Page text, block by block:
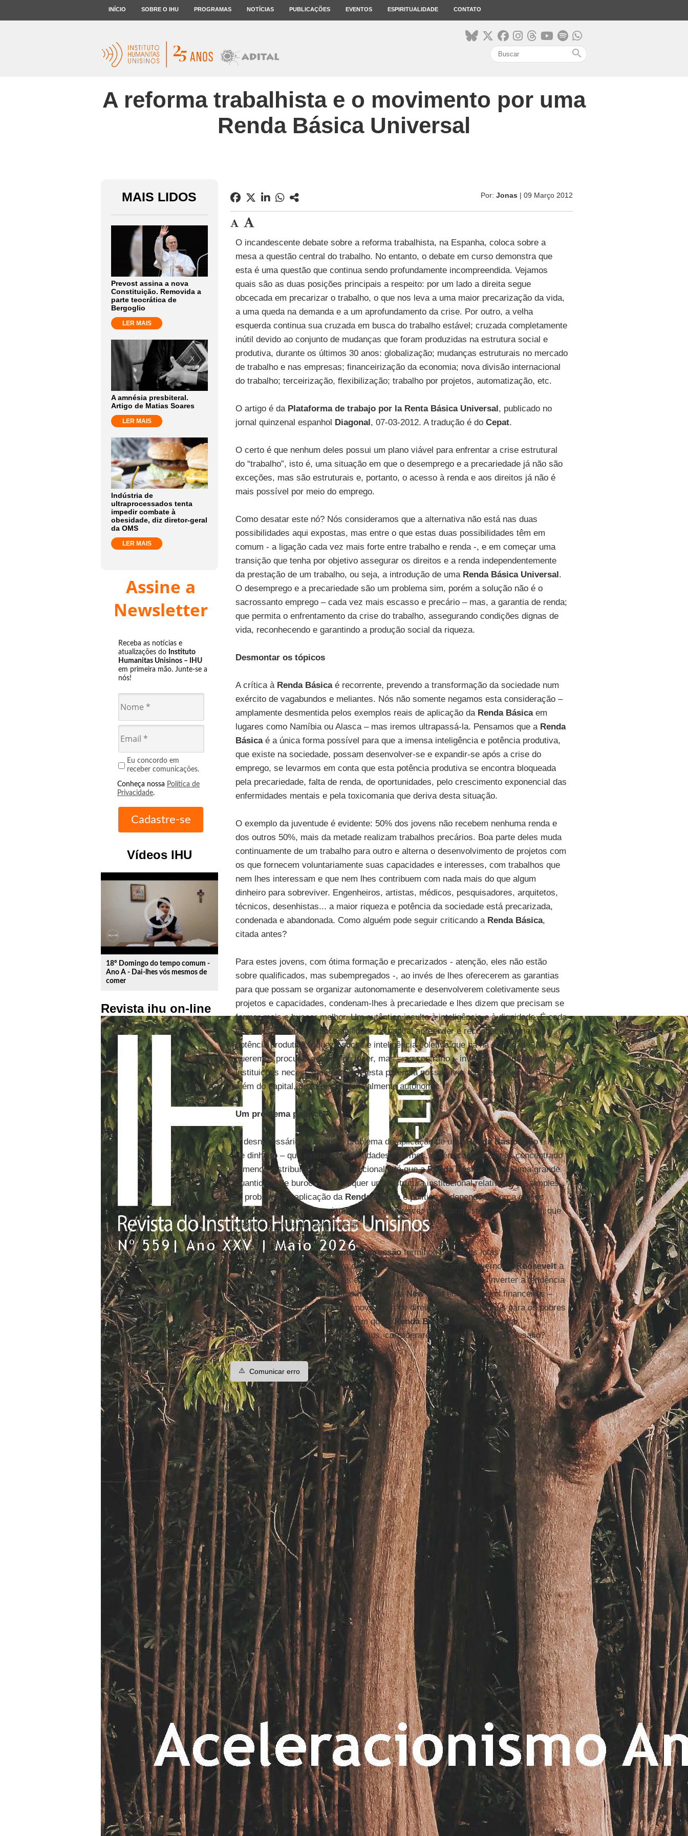
INÍCIO SOBRE O IHU PROGRAMAS NOTÍCIAS PUBLICAÇÕES EVENTOS ESPIRITUALIDADE CONTATO
search
A reforma trabalhista e o movimento por uma
Renda Básica Universal
MAIS LIDOS
Prevost assina a nova
Constituição. Removida a
parte teocrática de
Bergoglio
LER MAIS
A amnésia presbiteral.
Artigo de Matias Soares
LER MAIS
Indústria de
ultraprocessados tenta
impedir combate à
obesidade, diz diretor-geral
da OMS
LER MAIS
Assine a
Newsletter
Receba as notícias e
atualizações do Instituto
Humanitas Unisinos – IHU
em primeira mão. Junte-se a
nós!
Eu concordo em
receber comunicações.
Conheça nossa Política de
Privacidade.
Vídeos IHU
play_circle_outline
18º Domingo do tempo comum -
Ano A - Dai-lhes vós mesmos de
comer
Revista ihu on-line
Por: Jonas | 09 Março 2012
O incandescente debate sobre a reforma trabalhista, na Espanha, coloca sobre a
mesa a questão central do trabalho. No entanto, o debate em curso demonstra que
esta é uma questão que continua sendo profundamente incompreendida. Vejamos
quais são as duas posições principais a respeito: por um lado a direita segue
obcecada em precarizar o trabalho, o que nos leva a uma maior precarização da vida,
a uma queda na demanda e a um aprofundamento da crise. Por outro, a velha
esquerda continua sua cruzada em busca do trabalho estável; cruzada completamente
inútil devido ao conjunto de mudanças que foram produzidas na estrutura social e
produtiva, durante os últimos 30 anos: globalização; mudanças estruturais no mercado
de trabalho e nas empresas; financeirização da economia; nova divisão internacional
do trabalho; terceirização, flexibilização; trabalho por projetos, automatização, etc.
O artigo é da Plataforma de trabajo por la Renta Básica Universal, publicado no
jornal quinzenal espanhol Diagonal, 07-03-2012. A tradução é do Cepat.
O certo é que nenhum deles possui um plano viável para enfrentar a crise estrutural
do “trabalho”, isto é, uma situação em que o desemprego e a precariedade já não são
exceções, mas são estruturais e, portanto, o acesso à renda e aos direitos já não é
mais possível por meio do emprego.
Como desatar este nó? Nós consideramos que a alternativa não está nas duas
possibilidades aqui expostas, mas entre o que estas duas possibilidades têm em
comum - a ligação cada vez mais forte entre trabalho e renda -, e em começar uma
transição que tenha por objetivo assegurar os direitos e a renda independentemente
da prestação de um trabalho, ou seja, a introdução de uma Renda Básica Universal.
O desemprego e a precariedade são um problema sim, porém a solução não é o
sacrossanto emprego – cada vez mais escasso e precário – mas, a garantia de renda;
que permita o enfrentamento da crise do trabalho, assegurando condições dignas de
vida, reconhecendo e garantindo a produção social da riqueza.
Desmontar os tópicos
A crítica à Renda Básicaé recorrente, prevendo a transformação da sociedade num
exército de vagabundos e meliantes. Nós não somente negamos esta consideração –
amplamente desmentida pelos exemplos reais de aplicação da Renda Básicaem
lugares como Namíbia ou Alasca – mas iremos ultrapassá-la. Pensamos que a Renda
Básicaé a única forma possível para que a imensa inteligência e potência produtiva,
que existe na sociedade, possam desenvolver-se e expandir-se após a crise do
emprego, se levarmos em conta que esta potência produtiva se encontra bloqueada
pela precariedade, falta de renda, de oportunidades, pelo crescimento exponencial das
enfermidades mentais e pela toxicomania que deriva desta situação.
O exemplo da juventude é evidente: 50% dos jovens não recebem nenhuma renda e
dos outros 50%, mais da metade realizam trabalhos precários. Boa parte deles muda
continuamente de um trabalho para outro e alterna o desenvolvimento de projetos com
os que fornecem voluntariamente suas capacidades e interesses, com trabalhos que
nem lhes interessam e que nem lhes contribuem com nada mais do que algum
dinheiro para sobreviver. Engenheiros, artistas, médicos, pesquisadores, arquitetos,
técnicos, desenhistas... a maior riqueza e potência da sociedade está precarizada,
condenada e abandonada. Como alguém pode seguir criticando a Renda Básica,
citada antes?
Para estes jovens, com ótima formação e precarizados - atenção, eles não estão
sobre qualificados, mas subempregados -, ao invés de lhes oferecerem as garantias
para que possam se organizar autonomamente e desenvolverem coletivamente seus
projetos e capacidades, condenam-lhes à precariedade e lhes dizem que precisam se
formar mais e buscar melhor. Um autêntico insulto à inteligência e à dignidade. É cada
vez mais evidente a impossibilidade do capital apreender e reconhecer a imensa
potência produtiva, riqueza social e inteligência coletiva que há na sociedade. Não
queremos procurar a forma de fazer, mas – ao contrário – inventar os direitos e
instituições necessárias para que esta potência possa viver e desenvolver-se para
além do capital, de forma tendencialmente autônoma.
Um problema político
É desnecessário dizer que o problema de aplicação de umaRenda Básicanão é nem
de dinheiro – que existe em quantidades enormes, porém cada vez mais concentrado
e menos distribuído – nem institucional – já que aRenda Básica
elimina uma grande
quantidade de burocracia, e requer uma estrutura institucional relativamente simples.
O problema de aplicação da Renda Básicaé político, e depende da força que os
movimentos europeus sejam capazes de exercer para conquistar novos direitos, que
estejam à altura da globalização.
Nos Estados Unidos, aGrande Depressãoterminou porque as lutas sociais
conseguiram impor uma nova carta de direitos e obrigaram o governo deRoosevelta
pegar benefícios empresariais e convertê-los em direitos sociais. Inverter a tendência
atual – de converter os direitos herdados daNew Dealem benefícios financeiros –
supõe lutar para construir uma nova carta de direitos sociais europeus para os pobres
– os que produzem a riqueza – em que aRenda Básica deve ser um pilar
fundamental. Nós, novos movimentos, consideraremos seriamente este desafio?
⚠️ Comunicar erro